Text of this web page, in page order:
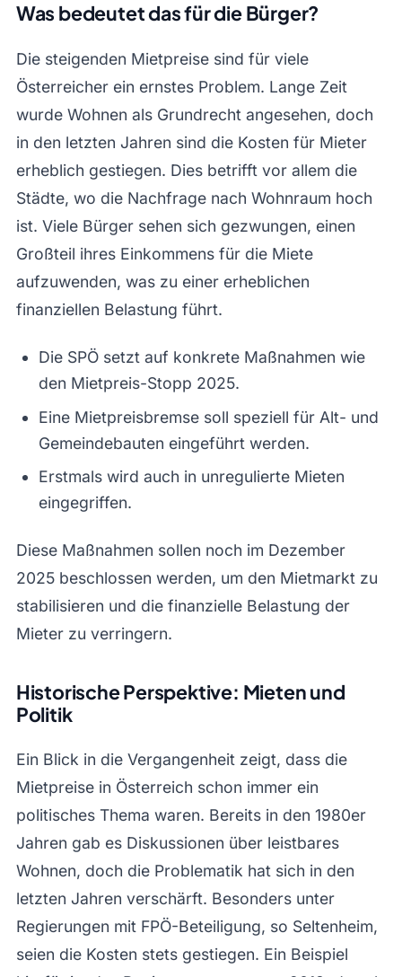
Was bedeutet das für die Bürger?
Die steigenden Mietpreise sind für viele
Österreicher ein ernstes Problem. Lange Zeit
wurde Wohnen als Grundrecht angesehen, doch
in den letzten Jahren sind die Kosten für Mieter
erheblich gestiegen. Dies betrifft vor allem die
Städte, wo die Nachfrage nach Wohnraum hoch
ist. Viele Bürger sehen sich gezwungen, einen
Großteil ihres Einkommens für die Miete
aufzuwenden, was zu einer erheblichen
finanziellen Belastung führt.
Die SPÖ setzt auf konkrete Maßnahmen wie
den Mietpreis-Stopp 2025.
Eine Mietpreisbremse soll speziell für Alt- und
Gemeindebauten eingeführt werden.
Erstmals wird auch in unregulierte Mieten
eingegriffen.
Diese Maßnahmen sollen noch im Dezember
2025 beschlossen werden, um den Mietmarkt zu
stabilisieren und die finanzielle Belastung der
Mieter zu verringern.
Historische Perspektive: Mieten und
Politik
Ein Blick in die Vergangenheit zeigt, dass die
Mietpreise in Österreich schon immer ein
politisches Thema waren. Bereits in den 1980er
Jahren gab es Diskussionen über leistbares
Wohnen, doch die Problematik hat sich in den
letzten Jahren verschärft. Besonders unter
Regierungen mit FPÖ-Beteiligung, so Seltenheim,
seien die Kosten stets gestiegen. Ein Beispiel